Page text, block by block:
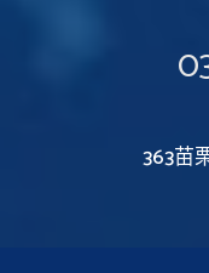
363苗